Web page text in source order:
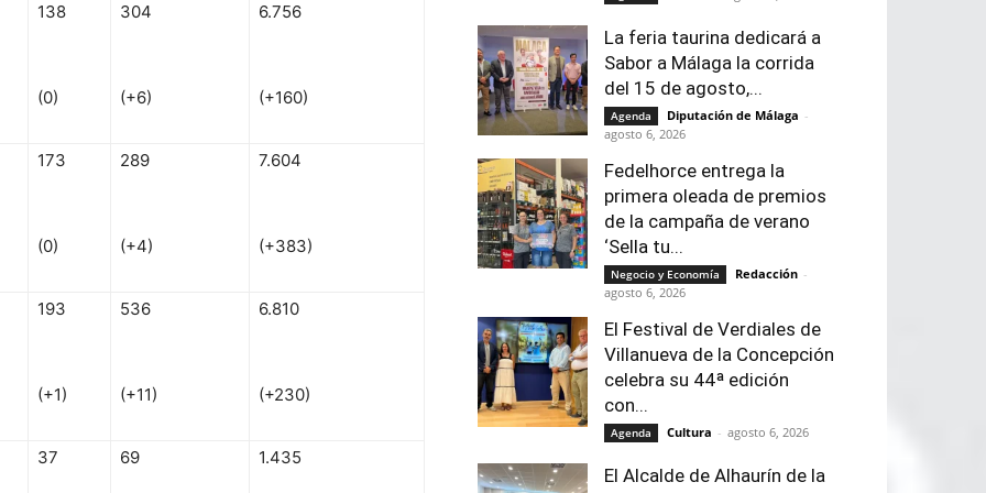
138
(0)
304
(+6)
6.756
(+160)
173
(0)
289
(+4)
7.604
(+383)
193
(+1)
536
(+11)
6.810
(+230)
37 69 1.435
La feria taurina dedicará a
Sabor a Málaga la corrida
del 15 de agosto,...
Agenda Diputación de Málaga -
agosto 6, 2026
Fedelhorce entrega la
primera oleada de premios
de la campaña de verano
‘Sella tu...
Negocio y Economía Redacción -
agosto 6, 2026
El Festival de Verdiales de
Villanueva de la Concepción
celebra su 44ª edición
con...
Agenda Cultura - agosto 6, 2026
El Alcalde de Alhaurín de la